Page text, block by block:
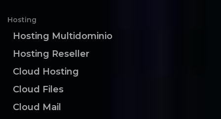
Hosting
Hosting Multidominio
Hosting Reseller
Cloud Hosting
Cloud Files
Cloud Mail